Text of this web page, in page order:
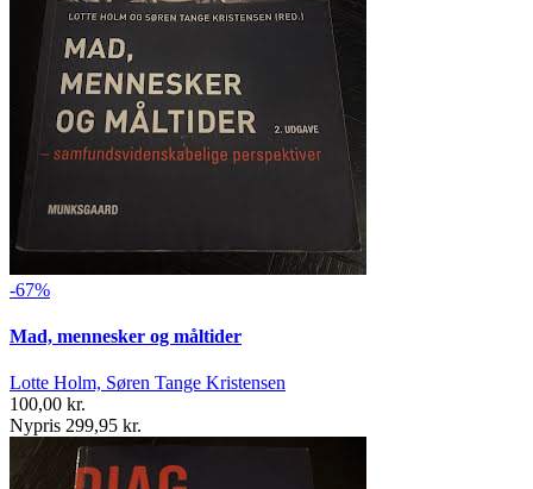
-67%
Mad, mennesker og måltider
Lotte Holm, Søren Tange Kristensen
100,00 kr.
Nypris 299,95 kr.